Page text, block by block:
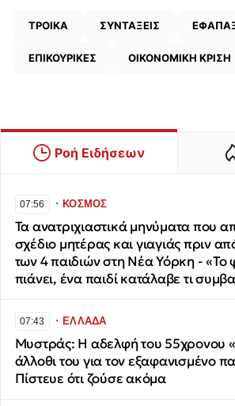
ΤΡΟΙΚΑ ΣΥΝΤΑΞΕΙΣ
ΕΠΙΚΟΥΡΙΚΕΣ ΟΙΚΟΝΟΜΙΚΗ ΚΡΙΣΗ
Ροή Ειδήσεων
07:56 ∙ΚΟΣΜΟΣ
Τα ανατριχιαστικά μηνύματα που
σχέδιο μητέρας και γιαγιάς πριν
των 4 παιδιών στη Νέα Υόρκη -
πιάνει, ένα παιδί κατάλαβε τι
07:43 ∙ΕΛΛΑΔΑ
Μυστράς: Η αδελφή του 55χρονου
άλλοθι του για τον εξαφανισμένο
Πίστευε ότι ζούσε ακόμα